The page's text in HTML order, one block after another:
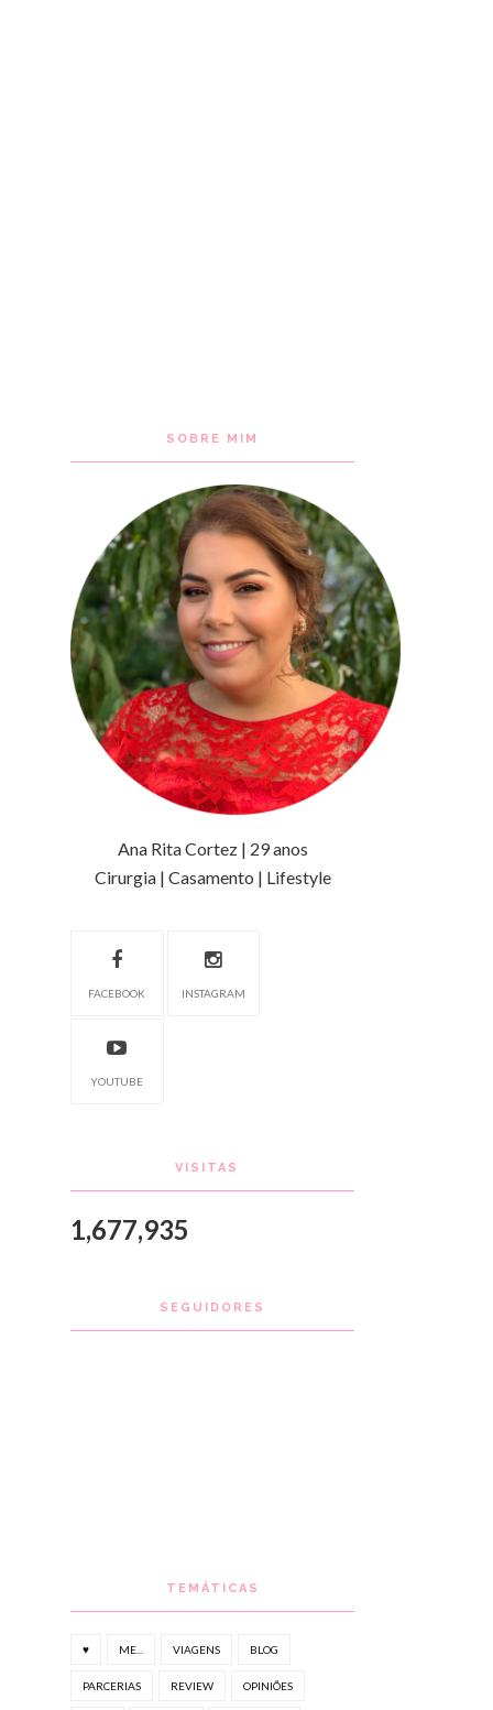
SOBRE MIM
Ana Rita Cortez | 29 anos
Cirurgia | Casamento | Lifestyle
FACEBOOK INSTAGRAM
YOUTUBE
VISITAS
1,677,935
SEGUIDORES
TEMÁTICAS
♥ ME... VIAGENS BLOG
PARCERIAS REVIEW OPINIÕES